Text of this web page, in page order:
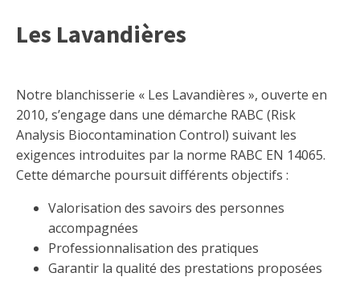
Les Lavandières
Notre blanchisserie « Les Lavandières », ouverte en
2010, s’engage dans une démarche RABC (Risk
Analysis Biocontamination Control) suivant les
exigences introduites par la norme RABC EN 14065.
Cette démarche poursuit différents objectifs :
Valorisation des savoirs des personnes
accompagnées
Professionnalisation des pratiques
Garantir la qualité des prestations proposées